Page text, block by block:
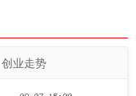
创业走势